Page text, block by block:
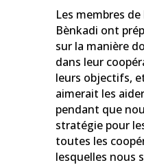
Les membres
Bènkadi ont
sur la manière
dans leur
leurs objectifs,
aimerait les
pendant que
stratégie pour
toutes les
lesquelles nous